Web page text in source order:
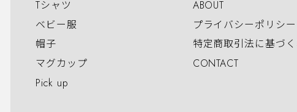
Tシャツ
ベビー服
帽子
マグカップ
Pick up
ABOUT
プライバシーポリシー
特定商取引法に基づ
CONTACT